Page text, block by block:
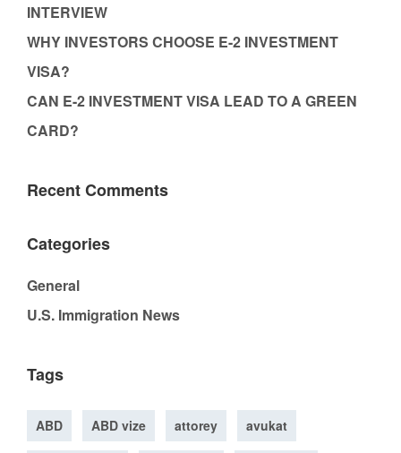
INTERVIEW
WHY INVESTORS CHOOSE E-2 INVESTMENT
VISA?
CAN E-2 INVESTMENT VISA LEAD TO A GREEN
CARD?
Recent Comments
Categories
General
U.S. Immigration News
Tags
ABD ABD vize attorey avukat